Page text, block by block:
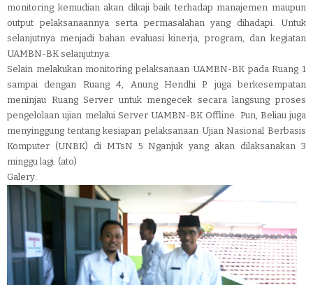
monitoring kemudian akan dikaji baik terhadap manajemen maupun
output pelaksanaannya serta permasalahan yang dihadapi. Untuk
selanjutnya menjadi bahan evaluasi kinerja, program, dan kegiatan
UAMBN-BK selanjutnya.
Selain melakukan monitoring pelaksanaan UAMBN-BK pada Ruang 1
sampai dengan Ruang 4, Anung Hendhi P. juga berkesempatan
meninjau Ruang Server untuk mengecek secara langsung proses
pengelolaan ujian melalui Server UAMBN-BK Offline. Pun, Beliau juga
menyinggung tentang kesiapan pelaksanaan Ujian Nasional Berbasis
Komputer (UNBK) di MTsN 5 Nganjuk yang akan dilaksanakan 3
minggu lagi. (ato)
Galery: